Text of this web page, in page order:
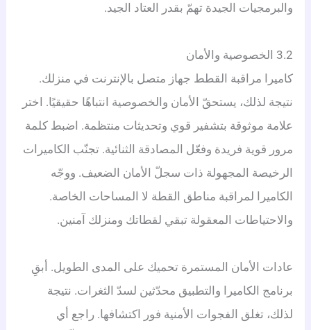
والبرمجيات الجيدة تهمّ بقدر العتاد الجيد.
3.2 الخصوصية والأمان
كاميرا مراقبة القطط جهاز متصل بالإنترنت في منزلك.
نتيجة لذلك، يستحقّ الأمان والخصوصية انتباهًا حقيقيًا. اختر
علامة موثوقة بتشفير قوي وتحديثات منتظمة. اضبط كلمة
مرور قوية فريدة وفعّل المصادقة الثنائية. تجنّب الكاميرات
الرخيصة المجهولة ذات سجلّ الأمان الضعيف. ووجّه
الكاميرا لمراقبة مناطق القطة لا المساحات الخاصة.
والاحتياطات المعقولة تبقي لقطاتك ومنزلك آمنين.
عادات الأمان المستمرة تحميك على المدى الطويل. أبقِ
برنامج الكاميرا والتطبيق محدّثين لسدّ الثغرات. نتيجة
لذلك، تغلق الفجوات الأمنية فور اكتشافها. راجع أي